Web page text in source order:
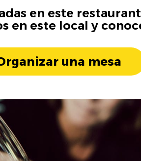
en este
en este local y
una mesa